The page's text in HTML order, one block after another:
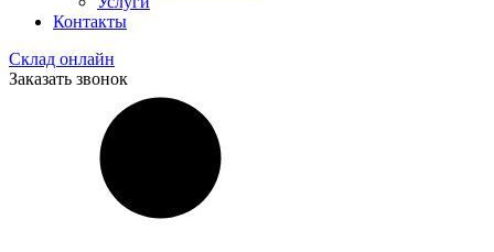
Контакты
Склад онлайн
Заказать звонок